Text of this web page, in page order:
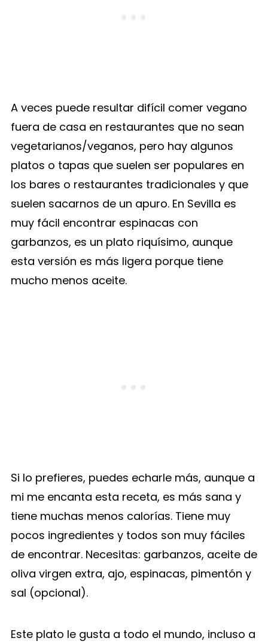
A veces puede resultar difícil comer vegano
fuera de casa en restaurantes que no sean
vegetarianos/veganos, pero hay algunos
platos o tapas que suelen ser populares en
los bares o restaurantes tradicionales y que
suelen sacarnos de un apuro. En Sevilla es
muy fácil encontrar espinacas con
garbanzos, es un plato riquísimo, aunque
esta versión es más ligera porque tiene
mucho menos aceite.
Si lo prefieres, puedes echarle más, aunque a
mi me encanta esta receta, es más sana y
tiene muchas menos calorías. Tiene muy
pocos ingredientes y todos son muy fáciles
de encontrar. Necesitas: garbanzos, aceite de
oliva virgen extra, ajo, espinacas, pimentón y
sal (opcional).
Este plato le gusta a todo el mundo, incluso a